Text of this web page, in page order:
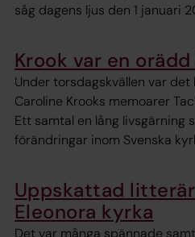
såg dagens ljus den 1 januari
Krook var en
Under torsdagskvällen var det
Caroline Krooks memoarer
Ett samtal en lång livsgärning
förändringar inom Svenska
Uppskattad
Eleonora kyrka